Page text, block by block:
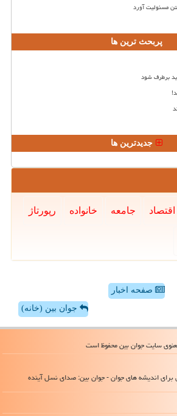
مسئولیت آورد
پربحث ترین ها
برطرف شود
جدیدترین ها
اقتصاد جامعه خانواده رپورتاژ
صفحه اخبار
جوان بین (خانه)
برای اندیشه های جوان - جوان بین: صدای نسل آینده